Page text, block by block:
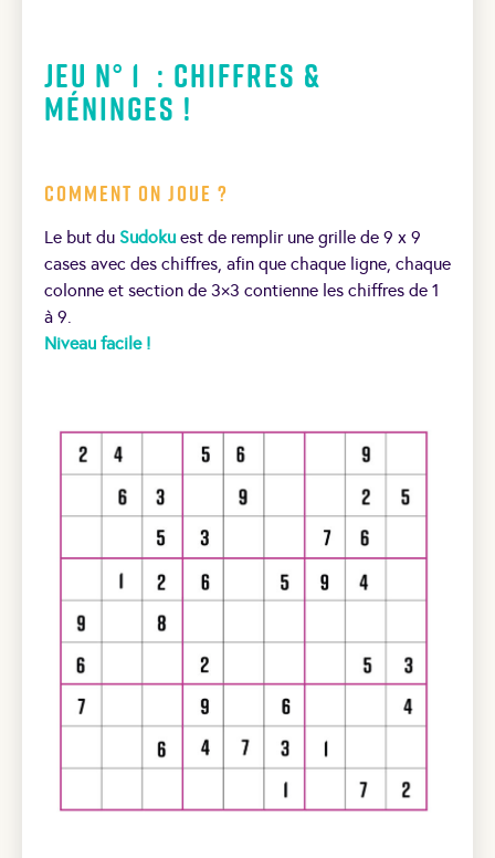
Jeu N° 1 : Chiffres &
méninges !
Comment on joue ?
Le but du Sudoku est de remplir une grille de 9 x 9
cases avec des chiffres, afin que chaque ligne, chaque
colonne et section de 3×3 contienne les chiffres de 1
à 9.
Niveau facile !